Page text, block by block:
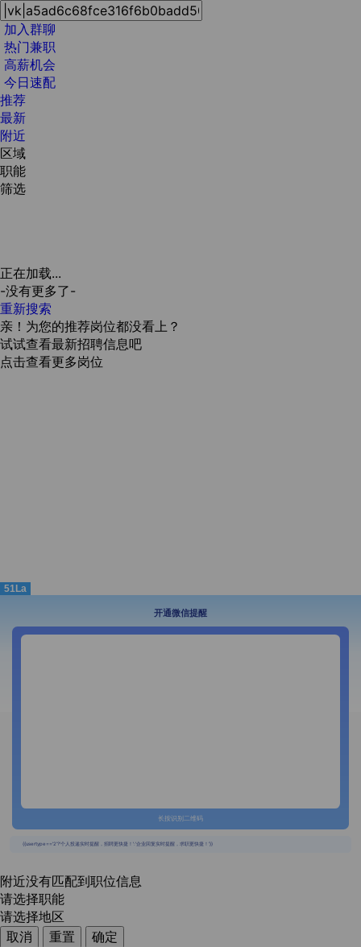
加入群聊
热门兼职
高薪机会
今日速配
推荐
最新
附近
区域
职能
筛选
正在加载...
-没有更多了-
重新搜索
亲！为您的推荐岗位都没看上？
试试查看最新招聘信息吧
点击查看更多岗位
51La
开通微信提醒
长按识别二维码
{{usertype=='2'?'个人投递实时提醒，招聘更快捷！':'企业回复实时提醒，求职更快捷！'}}
附近没有匹配到职位信息
请选择职能
请选择地区
取消
重置
确定